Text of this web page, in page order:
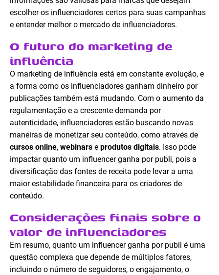
escolher os influenciadores certos para suas campanhas
e entender melhor o mercado de influenciadores.
O futuro do marketing de
influência
O marketing de influência está em constante evolução, e
a forma como os influenciadores ganham dinheiro por
publicações também está mudando. Com o aumento da
regulamentação e a crescente demanda por
autenticidade, influenciadores estão buscando novas
maneiras de monetizar seu conteúdo, como através de
cursos online, webinars e produtos digitais. Isso pode
impactar quanto um influencer ganha por publi, pois a
diversificação das fontes de receita pode levar a uma
maior estabilidade financeira para os criadores de
conteúdo.
Considerações finais sobre o
valor de influenciadores
Em resumo, quanto um influencer ganha por publi é uma
questão complexa que depende de múltiplos fatores,
incluindo o número de seguidores, o engajamento, o